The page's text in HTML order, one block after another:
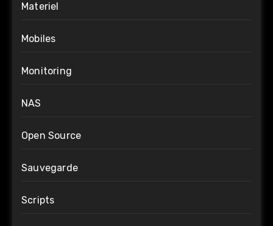
Materiel
Mobiles
Monitoring
NAS
Open Source
Sauvegarde
Scripts